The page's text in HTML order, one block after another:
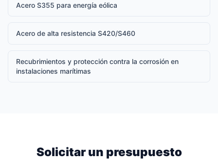
Acero S355 para energía eólica
Acero de alta resistencia S420/S460
Recubrimientos y protección contra la corrosión en
instalaciones marítimas
Solicitar un presupuesto